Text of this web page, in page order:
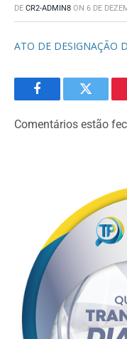
DE CR2-ADMIN8 ON 6 DE
ATO DE DESIGNAÇÃO
FacebookTwitter
Comentários estão